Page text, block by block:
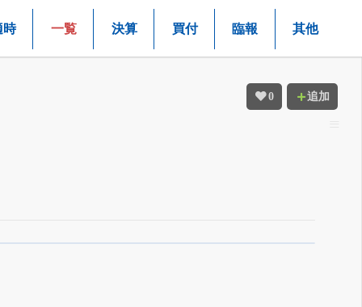
時 一覧 決算 買付 臨報 其他
0 追加